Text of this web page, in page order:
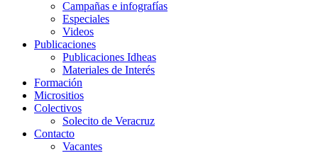
Campañas e infografías
Especiales
Videos
Publicaciones
Publicaciones Idheas
Materiales de Interés
Formación
Micrositios
Colectivos
Solecito de Veracruz
Contacto
Vacantes